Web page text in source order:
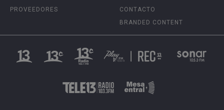
PROVEEDORES
CONTACTO
BRANDED CONTENT